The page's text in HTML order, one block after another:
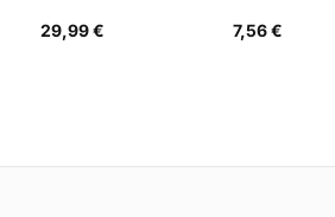
29,99 € 7,56 €